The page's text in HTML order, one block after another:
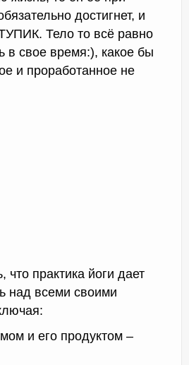
достигнет, и
ТУПИК. Тело то всё равно
в свое время:), какое бы
и проработанное не
что практика йоги дает
над всеми своими
и его продуктом –